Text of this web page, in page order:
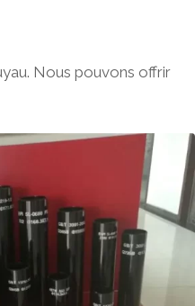
Nous pouvons offrir